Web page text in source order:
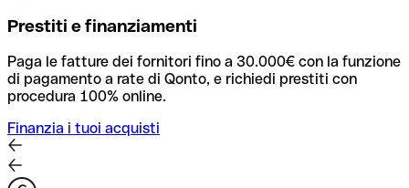
Prestiti e finanziamenti
Paga le fatture dei fornitori fino a 30.000€ con la funzione
di pagamento a rate di Qonto, e richiedi prestiti con
procedura 100% online.
Finanzia i tuoi acquisti